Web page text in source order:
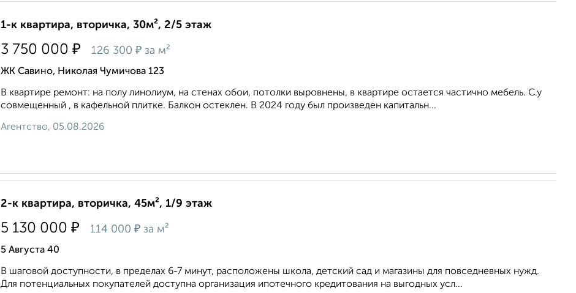
1-к квартира, вторичка, 30м², 2/5 этаж
3 750 000 ₽ 126 300 ₽ за м²
ЖК Савино, Николая Чумичова 123
В квартире ремонт: на полу линолиум, на стенах обои, потолки выровнены, в квартире остается частично мебель. С.у
совмещенный , в кафельной плитке. Балкон остеклен. B 2024 году был произведен капитальн...
Агентство, 05.08.2026
2-к квартира, вторичка, 45м², 1/9 этаж
5 130 000 ₽ 114 000 ₽ за м²
5 Августа 40
В шаговой доступности, в пределах 6-7 минут, расположены школа, детский сад и магазины для повседневных нужд.
Для потенциальных покупателей доступна организация ипотечного кредитования на выгодных усл...